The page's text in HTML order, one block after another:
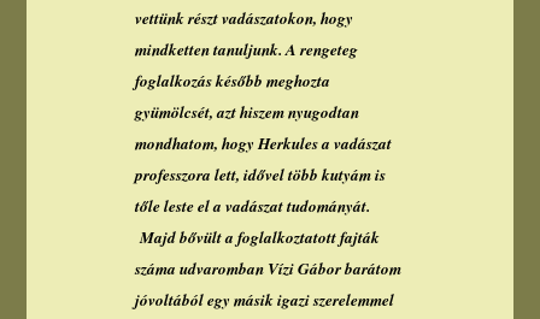
vettünk részt vadászatokon, hogy
mindketten tanuljunk. A rengeteg
foglalkozás később meghozta
gyümölcsét, azt hiszem nyugodtan
mondhatom, hogy Herkules a vadászat
professzora lett, idővel több kutyám is
tőle leste el a vadászat tudományát.
Majd bővült a foglalkoztatott fajták
száma udvaromban Vízi Gábor barátom
jóvoltából egy másik igazi szerelemmel